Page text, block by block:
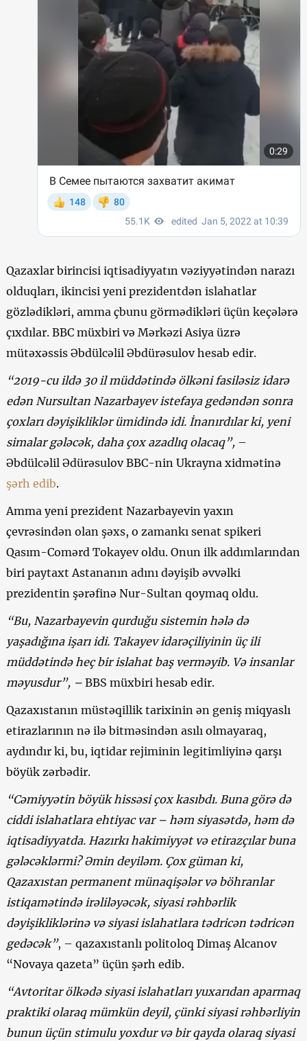
Qazaxlar birincisi iqtisadiyyatın vəziyyətindən narazı
olduqları, ikincisi yeni prezidentdən islahatlar
gözlədikləri, amma çbunu görmədikləri üçün keçələrə
çıxdılar. BBC müxbiri və Mərkəzi Asiya üzrə
mütəxəssis Əbdülcəlil Əbdürəsulov hesab edir.
“2019-cu ildə 30 il müddətində ölkəni fasiləsiz idarə
edən Nursultan Nazarbayev istefaya gedəndən sonra
çoxları dəyişikliklər ümidində idi. İnanırdılar ki, yeni
simalar gələcək, daha çox azadlıq olacaq”, –
Əbdülcəlil Ədürəsulov BBC-nin Ukrayna xidmətinə
şərh edib.
Amma yeni prezident Nazarbayevin yaxın
çevrəsindən olan şəxs, o zamankı senat spikeri
Qasım-Comərd Tokayev oldu. Onun ilk addımlarından
biri paytaxt Astananın adını dəyişib əvvəlki
prezidentin şərəfinə Nur-Sultan qoymaq oldu.
“Bu, Nazarbayevin qurduğu sistemin hələ də
yaşadığına işarı idi. Takayev idarəçiliyinin üç ili
müddətində heç bir islahat baş verməyib. Və insanlar
məyusdur”, – BBS müxbiri hesab edir.
Qazaxıstanın müstəqillik tarixinin ən geniş miqyaslı
etirazlarının nə ilə bitməsindən asılı olmayaraq,
aydındır ki, bu, iqtidar rejiminin legitimliyinə qarşı
böyük zərbədir.
“Cəmiyyətin böyük hissəsi çox kasıbdı. Buna görə də
ciddi islahatlara ehtiyac var – həm siyasətdə, həm də
iqtisadiyyatda. Hazırkı hakimiyyət və etirazçılar buna
gələcəklərmi? Əmin deyiləm. Çox güman ki,
Qazaxıstan permanent münaqişələr və böhranlar
istiqamətində irəliləyəcək, siyasi rəhbərlik
dəyişikliklərinə və siyasi islahatlara tədricən tədricən
gedəcək”, – qazaxıstanlı politoloq Dimaş Alcanov
“Novaya qazeta” üçün şərh edib.
“Avtoritar ölkədə siyasi islahatları yuxarıdan aparmaq
praktiki olaraq mümkün deyil, çünki siyasi rəhbərliyin
bunun üçün stimulu yoxdur və bir qayda olaraq siyasi